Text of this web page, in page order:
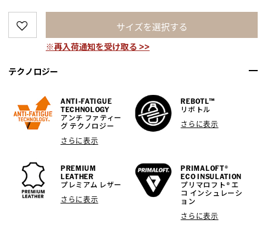
サイズを選択する
※再入荷通知を受け取る >>
テクノロジー
ANTI-FATIGUE
TECHNOLOGY
アンチ ファティー
グ テクノロジー
さらに表示
REBOTL™
リボトル
さらに表示
PREMIUM
LEATHER
プレミアム レザー
さらに表示
PRIMALOFT®
ECO INSULATION
プリマロフト® エ
コ インシュレーシ
ョン
さらに表示